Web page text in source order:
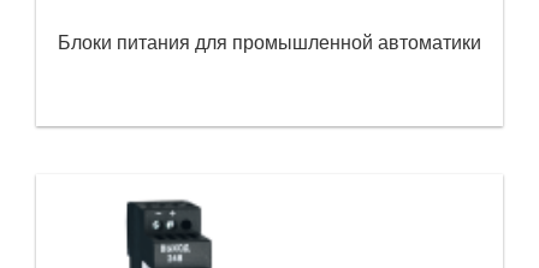
Блоки питания для промышленной автоматики